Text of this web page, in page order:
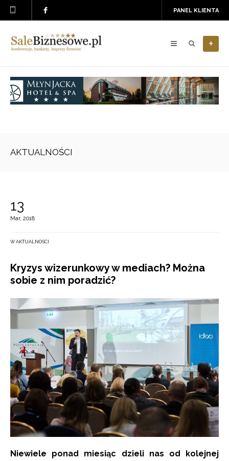
PANEL KLIENTA
+
AKTUALNOŚCI
13
Mar, 2018
W AKTUALNOŚCI
Kryzys wizerunkowy w mediach? Można
sobie z nim poradzić?
Niewiele ponad miesiąc dzieli nas od kolejnej